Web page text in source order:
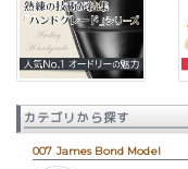
カテゴリから探す
007 James Bond Model